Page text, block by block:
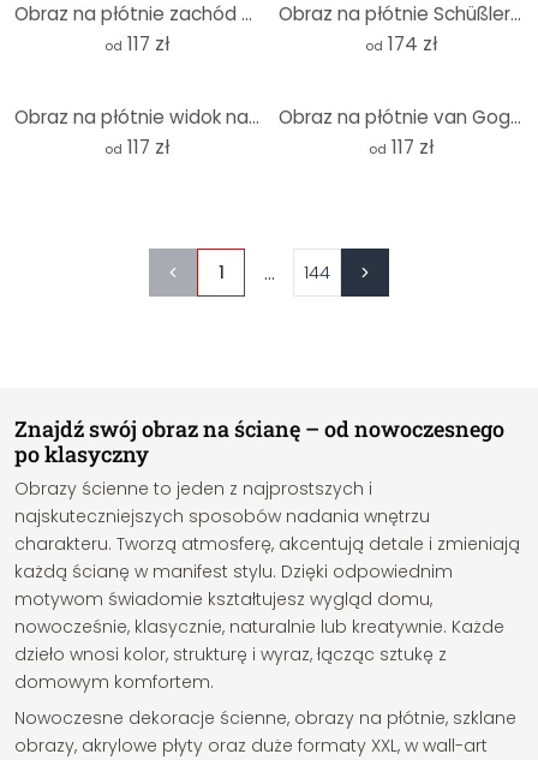
Obraz na płótnie zachód słońca nad Bałtykiem
od 117 zł
Obraz na płótnie Schüßler - Indiańskie lato - Panorama
od 174 zł
Obraz na płótnie widok na jezioro - motyw krajobrazu - Keller
od 117 zł
Obraz na płótnie van Gogh - Gwiaździsta noc 1888 r
od 117 zł
1 ... 144
Znajdź swój obraz na ścianę – od nowoczesnego
po klasyczny
Obrazy ścienne to jeden z najprostszych i
najskuteczniejszych sposobów nadania wnętrzu
charakteru. Tworzą atmosferę, akcentują detale i zmieniają
każdą ścianę w manifest stylu. Dzięki odpowiednim
motywom świadomie kształtujesz wygląd domu,
nowocześnie, klasycznie, naturalnie lub kreatywnie. Każde
dzieło wnosi kolor, strukturę i wyraz, łącząc sztukę z
domowym komfortem.
Nowoczesne dekoracje ścienne, obrazy na płótnie, szklane
obrazy, akrylowe płyty oraz duże formaty XXL, w wall-art